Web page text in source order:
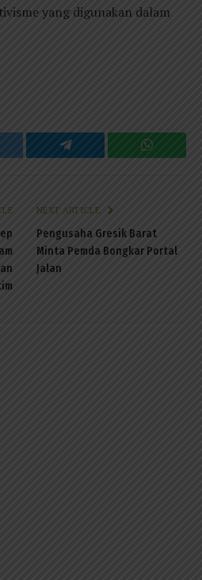
yang digunakan dalam
Telegram
NEXT ARTICLE
Pengusaha Gresik Barat
Minta Pemda Bongkar Portal
Jalan